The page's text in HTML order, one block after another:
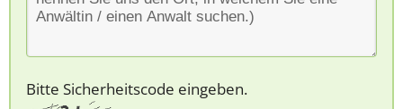
Bitte Sicherheitscode eingeben.